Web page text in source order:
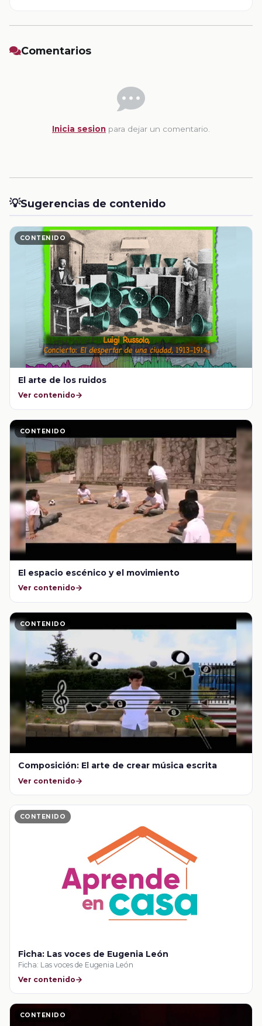
Comentarios
Inicia sesion para dejar un comentario.
💡Sugerencias de contenido
CONTENIDO
El arte de los ruidos
Ver contenido
CONTENIDO
El espacio escénico y el movimiento
Ver contenido
CONTENIDO
Composición: El arte de crear música escrita
Ver contenido
CONTENIDO
Ficha: Las voces de Eugenia León
Ficha: Las voces de Eugenia León
Ver contenido
CONTENIDO